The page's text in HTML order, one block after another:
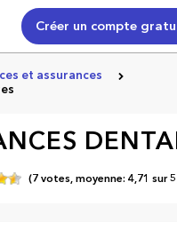
Créer un compte
et assurances
(7 votes, moyenne: 4,71 sur